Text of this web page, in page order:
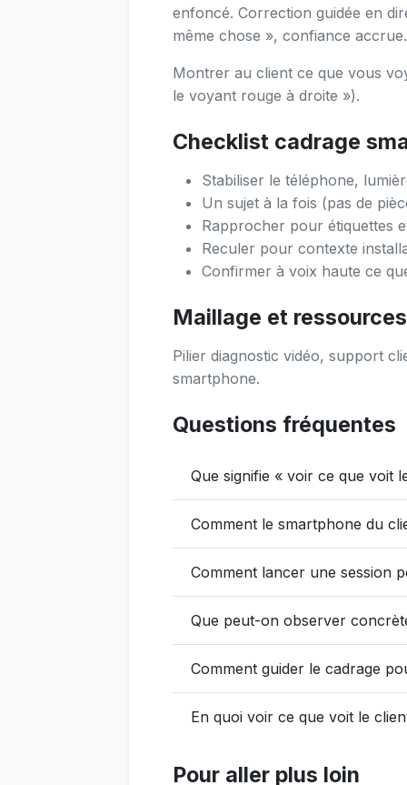
enfoncé. Correction guidée en
même chose », confiance accrue.
Montrer au client ce que vous
le voyant rouge à droite »).
Checklist cadrage
Stabiliser le téléphone,
Un sujet à la fois (pas de
Rapprocher pour étiquettes
Reculer pour contexte
Confirmer à voix haute ce
Maillage et
Pilier diagnostic vidéo, support
smartphone.
Questions fréquentes
Que signifie « voir ce que voit
Comment le smartphone du
Comment lancer une session
Que peut-on observer
Comment guider le cadrage
En quoi voir ce que voit le
Pour aller plus loin